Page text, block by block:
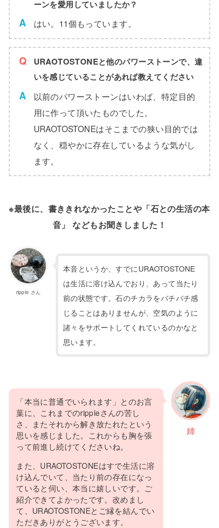
ーンを愛用していましたか？
はい。11個もっています。
URAOTOSTONEと他のパワーストーンで、違
いを感じていることがあれば教えてください
以前のパワーストーンはいわば、特定目的
用に作って頂いたものでした。
URAOTOSTONEはそこまでの狭い目的では
なく、穏やかに存在しているような気がし
ます。
※最後に、書ききれなかったことや「石との生活の本
音」 などもお聞きしました！
ripple さん
本音というか、すでにURAOTOSTONE
は生活に溶け込んでおり、あって当たり
前の状態です。石のチカラをバチバチ感
じることはありませんが、空気のように
諸々をサポートしてくれているのかなと
思います。
姉
「本当に普通でいられます」とのお言
葉に、これまでのrippleさんの苦し
さ、またそれから解き放たれたという
思いを感じました。これからも胸を張
って前進し続けてくださいね。
また、URAOTOSTONEはすで生活に溶
け込んでいて、当たり前の存在になっ
ていると伺い、本当に嬉しいです。ご
紹介できてよかったです。改めまし
て、URAOTOSTONEとご縁を結んでい
ただきありがとうございます。